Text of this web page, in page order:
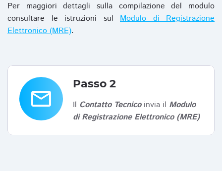
Per maggiori dettagli sulla compilazione del modulo
consultare le istruzioni sul Modulo di Registrazione
Elettronico (MRE).
email
Passo 2
Il Contatto Tecnicoinvia il Modulo
di Registrazione Elettronico (MRE)